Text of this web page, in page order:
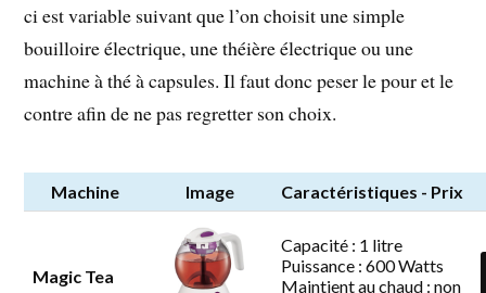
ci est variable suivant que l’on choisit une simple
bouilloire électrique, une théière électrique ou une
machine à thé à capsules. Il faut donc peser le pour et le
contre afin de ne pas regretter son choix.
Machine Image Caractéristiques - Prix
Magic Tea
Capacité : 1 litre
Puissance : 600 Watts
Maintient au chaud : non